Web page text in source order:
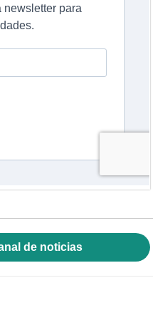
de noticias